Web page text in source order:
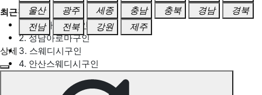
최근검색어
1. 일산마사지구인
2. 성남아로마구인
3. 스웨디시구인
4. 안산스웨디시구인
울산
광주 세종 충남 충북 경남
경북
전남
전북 강원 제주
상세